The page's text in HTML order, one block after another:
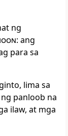
ng
: ang
para sa
lima sa
panloob na
ilaw, at mga